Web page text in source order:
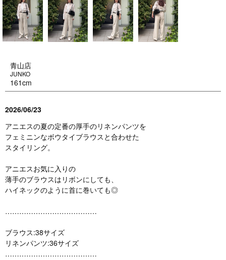
青山店
JUNKO
161cm
2026/06/23
アニエスの夏の定番の厚手のリネンパンツを
フェミニンなボウタイブラウスと合わせた
スタイリング。
アニエスお気に入りの
薄手のブラウスはリボンにしても、
ハイネックのように首に巻いても◎
…………………………………
ブラウス:38サイズ
リネンパンツ:36サイズ
…………………………………